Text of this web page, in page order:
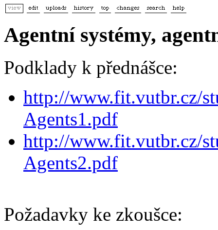
Agentní systémy,
Podklady k přednášce:
http://www.fit.vutbr.cz/
Agents1.pdf
http://www.fit.vutbr.cz/
Agents2.pdf
Požadavky ke zkoušce: